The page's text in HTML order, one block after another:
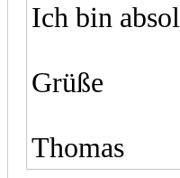
Ich bin
Grüße
Thomas